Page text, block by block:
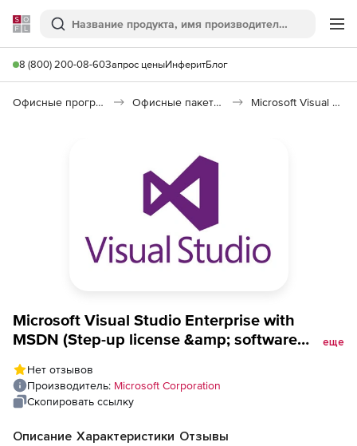
Softline
Поиск
8 (800) 200-08-60Запрос ценыИнферитБлог
Офисные программы Офисные пакеты Microsoft Office Microsoft Visual Studio
Microsoft Visual Studio Enterprise with
MSDN (Step-up license &amp; software
Studio Test Professional with MSDN - Open
Value - level D - additional product, 1 Year
еще
Нет отзывов
Производитель: Microsoft Corporation
Скопировать ссылку
Описание Характеристики Отзывы